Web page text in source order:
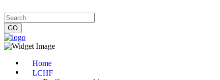
Home
LCHF